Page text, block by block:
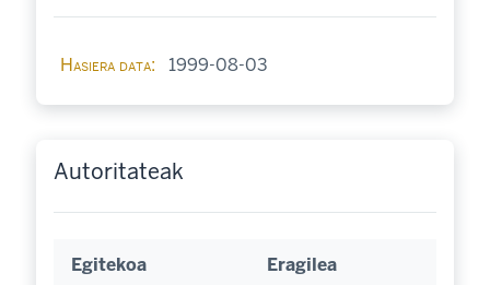
Hasiera data 1999-08-03
Autoritateak
Egitekoa Eragilea